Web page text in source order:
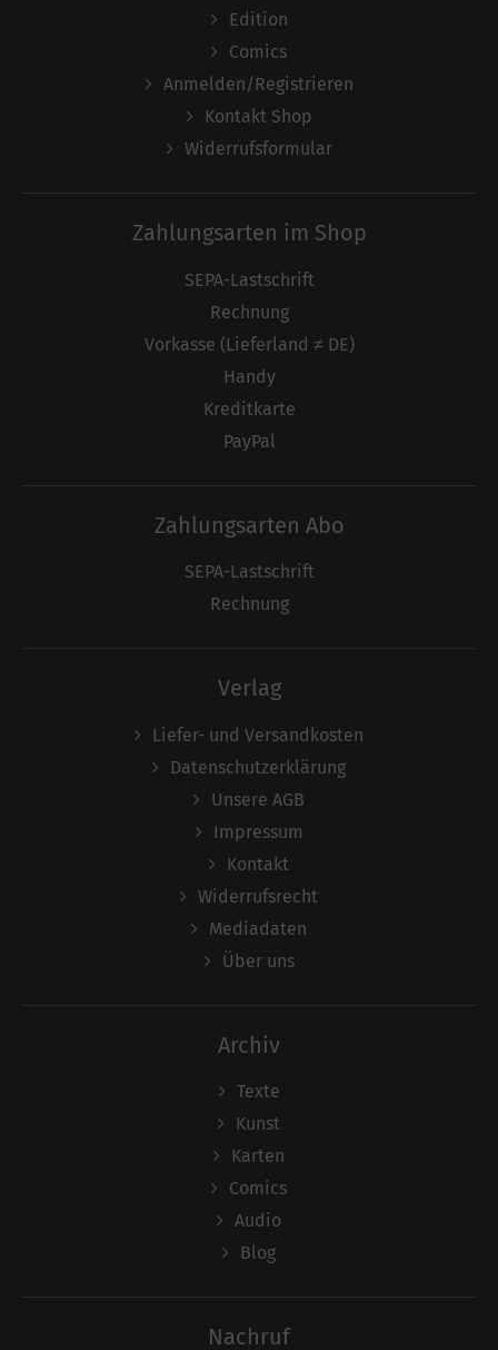
Edition
Comics
Anmelden/Registrieren
Kontakt Shop
Widerrufsformular
Zahlungsarten im Shop
SEPA-Lastschrift
Rechnung
Vorkasse (Lieferland ≠ DE)
Handy
Kreditkarte
PayPal
Zahlungsarten Abo
SEPA-Lastschrift
Rechnung
Verlag
Liefer- und Versandkosten
Datenschutzerklärung
Unsere AGB
Impressum
Kontakt
Widerrufsrecht
Mediadaten
Über uns
Archiv
Texte
Kunst
Karten
Comics
Audio
Blog
Nachruf